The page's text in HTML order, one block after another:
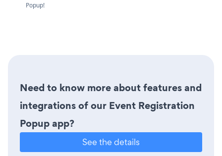
Popup!
Need to know more about features and
integrations of our Event Registration
Popup app?
See the details